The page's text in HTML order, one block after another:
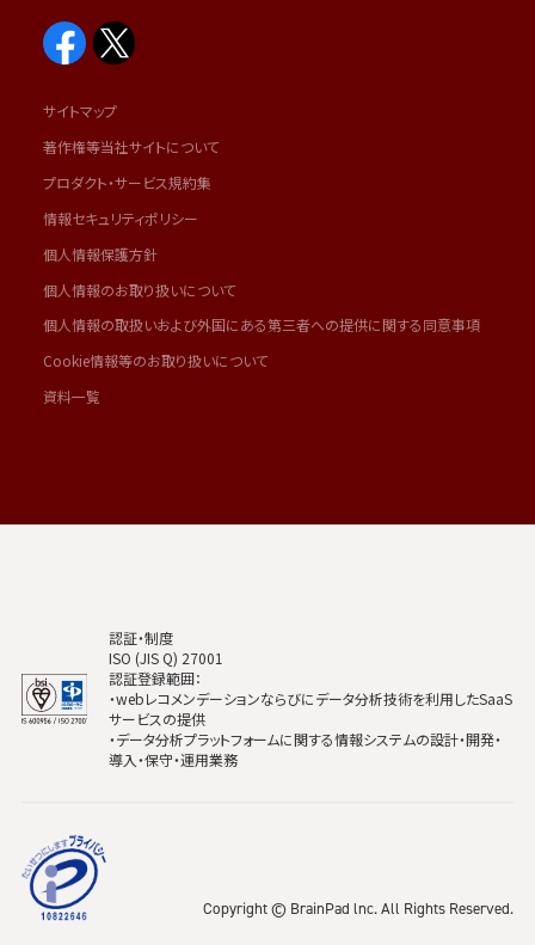
サイトマップ
著作権等当社サイトについて
プロダクト・サービス規約集
情報セキュリティポリシー
個人情報保護方針
個人情報のお取り扱いについて
個人情報の取扱いおよび外国にある第三者への提供に関する同意事項
Cookie情報等のお取り扱いについて
資料一覧
認証・制度
ISO (JIS Q) 27001
認証登録範囲：
・webレコメンデーションならびにデータ分析技術を利用したSaaS
サービスの提供
・データ分析プラットフォームに関する情報システムの設計・開発・
導入・保守・運用業務
Copyright © BrainPad lnc. All Rights Reserved.